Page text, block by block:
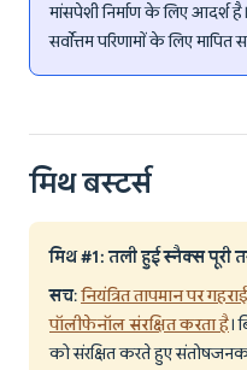
मांसपेशी निर्माण के लिए आदर्श
सर्वोत्तम परिणामों के लिए
मिथ बस्टर्स
मिथ #1: तली हुई स्नैक्स पूरी
सच:नियंत्रित तापमान पर
पॉलीफेनॉल संरक्षित करता है।
को संरक्षित करते हुए संतोषजनक